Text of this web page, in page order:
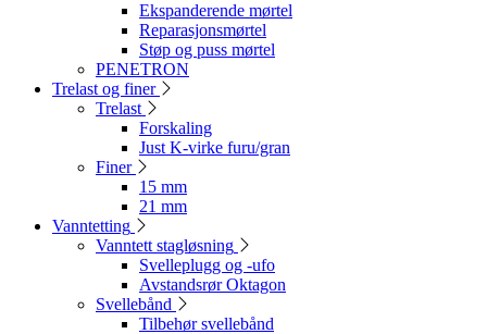
Ekspanderende mørtel
Reparasjonsmørtel
Støp og puss mørtel
PENETRON
Trelast og finer
Trelast
Forskaling
Just K-virke furu/gran
Finer
15 mm
21 mm
Vanntetting
Vanntett stagløsning
Svelleplugg og -ufo
Avstandsrør Oktagon
Svellebånd
Tilbehør svellebånd